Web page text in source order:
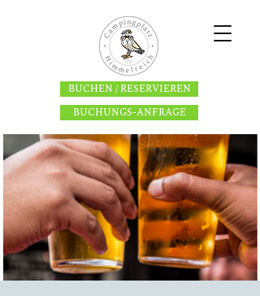
BUCHEN / RESERVIEREN
BUCHUNGS-ANFRAGE